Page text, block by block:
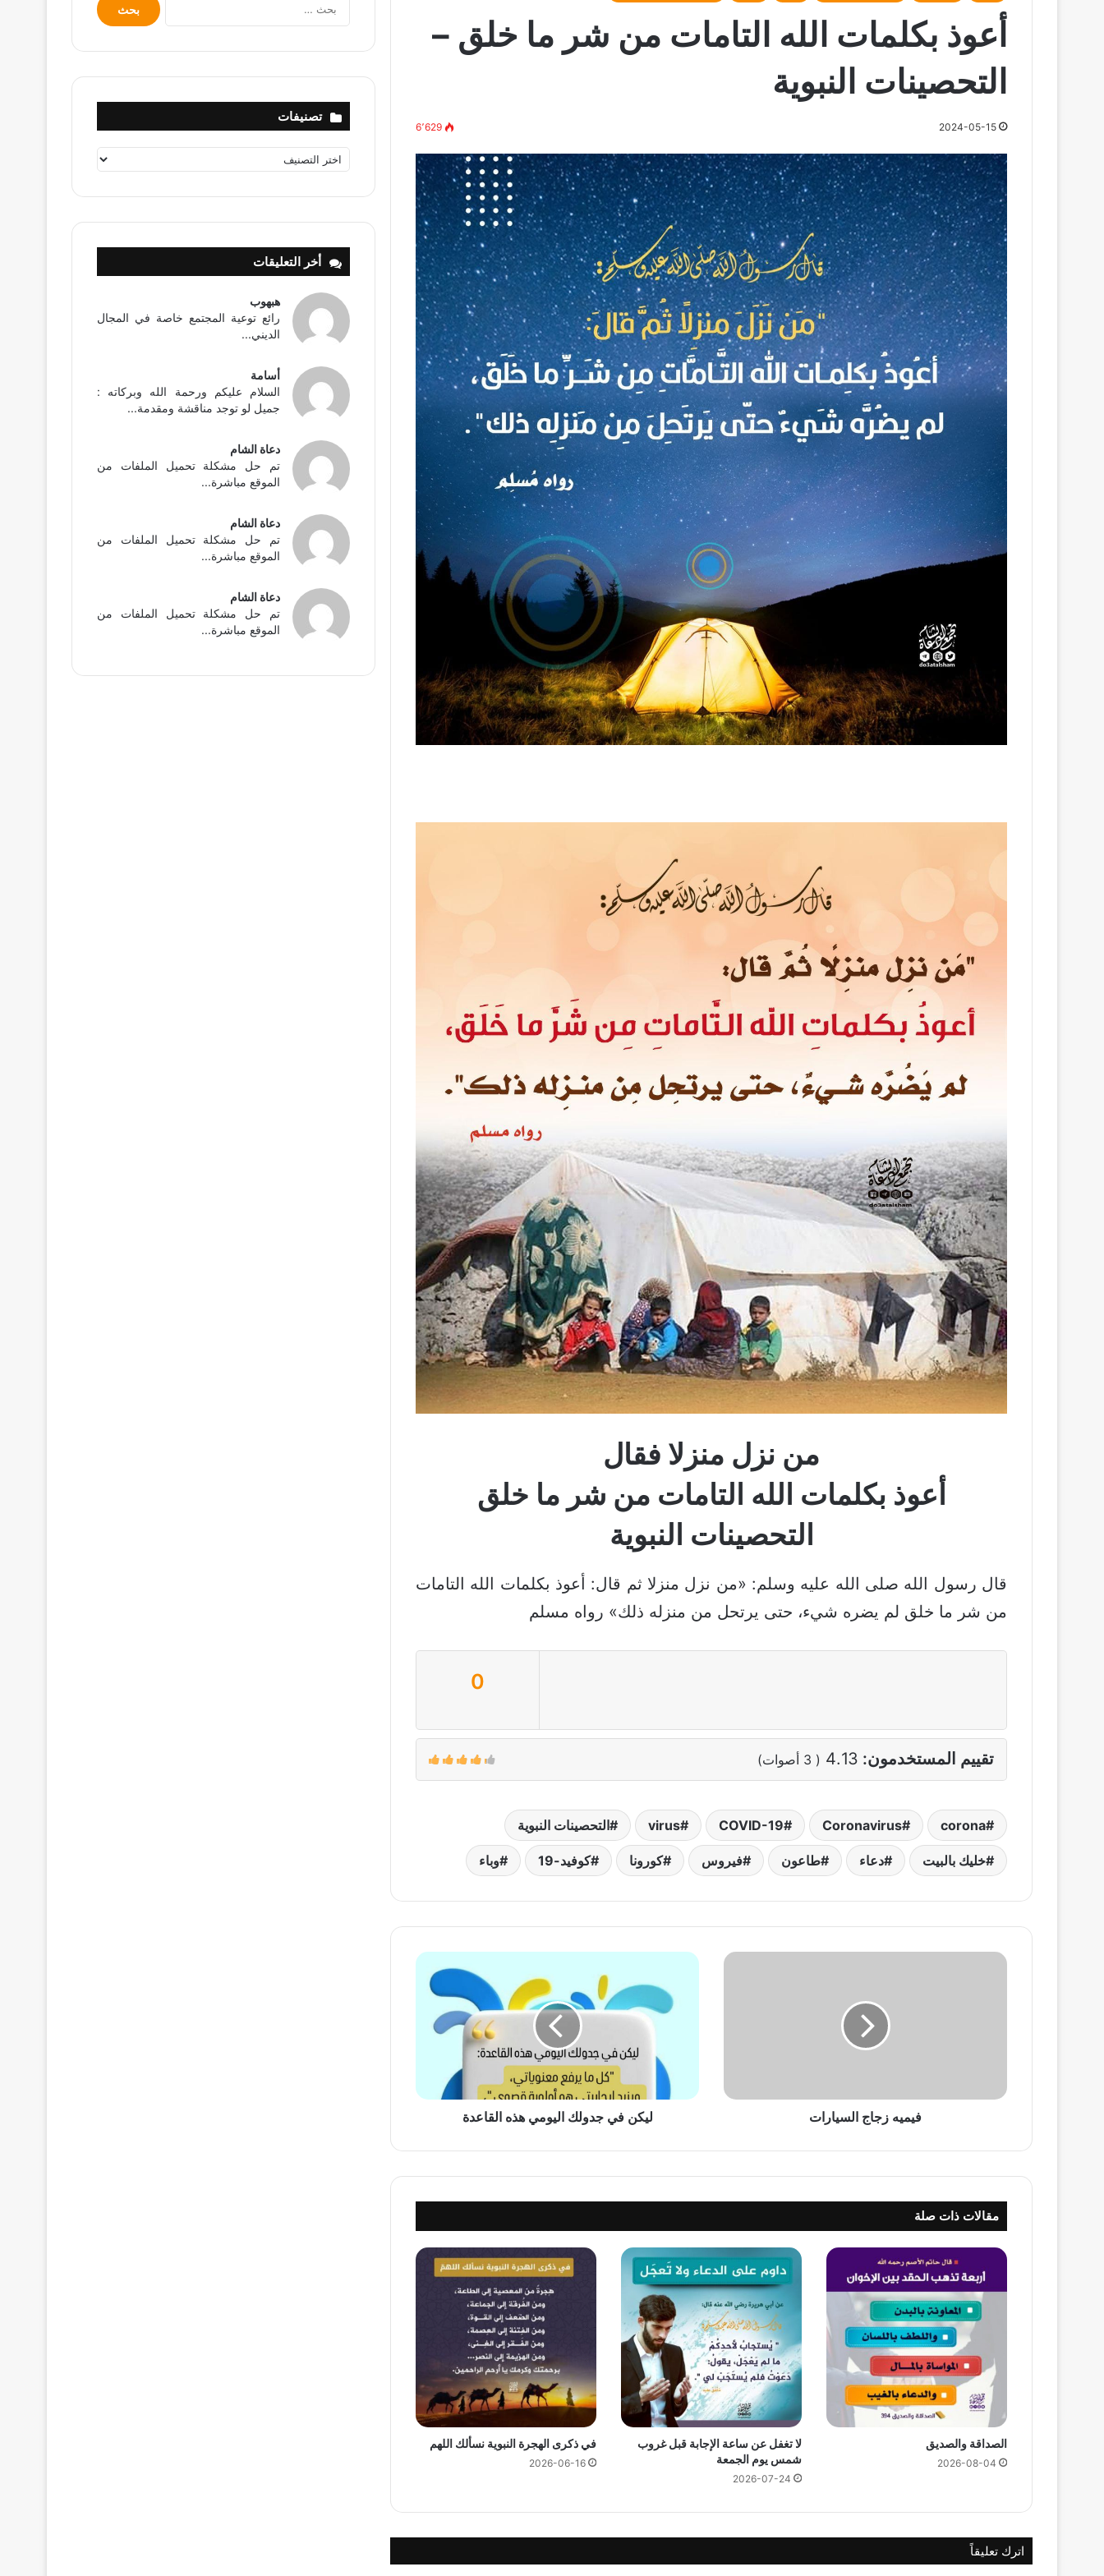
أعوذ بكلمات الله التامات من شر ما خلق –
التحصينات النبوية
2024-05-15 6٬629
من نزل منزلا فقال
أعوذ بكلمات الله التامات من شر ما خلق
التحصينات النبوية
قال رسول الله صلى الله عليه وسلم: «من نزل منزلا ثم قال: أعوذ بكلمات الله التامات
من شر ما خلق لم يضره شيء، حتى يرتحل من منزله ذلك» رواه مسلم
0
تقييم المستخدمون: 4.13
(
3 أصوات)
corona
Coronavirus
COVID-19
virus التحصينات النبوية
خليك بالبيت دعاء طاعون فيروس كورونا كوفيد-19 وباء
فيميه
فيميه زجاج السيارات
ليكن
جدولك
اليومي
ليكن في جدولك اليومي هذه القاعدة
مقالات ذات صلة
الصداقة والصديق
2026-08-04
لا تغفل عن ساعة الإجابة قبل غروب
شمس يوم الجمعة
2026-07-24
في ذكرى الهجرة النبوية نسألك اللهم
2026-06-16
اترك تعليقاً
عن:
تصنيفات
تصنيفات
أخر التعليقات
هبهوب
رائع توعية المجتمع خاصة في المجال
الديني...
أسامة
السلام عليكم ورحمة الله وبركاته :
جميل لو توجد مناقشة ومقدمة...
دعاة الشام
تم حل مشكلة تحميل الملفات من
الموقع مباشرة...
دعاة الشام
تم حل مشكلة تحميل الملفات من
الموقع مباشرة...
دعاة الشام
تم حل مشكلة تحميل الملفات من
الموقع مباشرة...